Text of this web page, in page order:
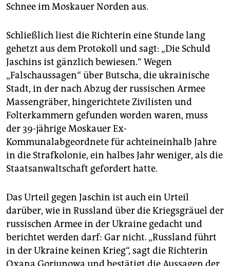
Schnee im Moskauer Norden aus.
Schließlich liest die Richterin eine Stunde lang
gehetzt aus dem Protokoll und sagt: „Die Schuld
Jaschins ist gänzlich bewiesen.“ Wegen
„Falschaussagen“ über Butscha, die ukrainische
Stadt, in der nach Abzug der russischen Armee
Massengräber, hingerichtete Zivilisten und
Folterkammern gefunden worden waren, muss
der 39-jährige Moskauer Ex-
Kommunalabgeordnete für achteineinhalb Jahre
in die Strafkolonie, ein halbes Jahr weniger, als die
Staatsanwaltschaft gefordert hatte.
Das Urteil gegen Jaschin ist auch ein Urteil
darüber, wie in Russland über die Kriegsgräuel der
russischen Armee in der Ukraine gedacht und
berichtet werden darf: Gar nicht. „Russland führt
in der Ukraine keinen Krieg“, sagt die Richterin